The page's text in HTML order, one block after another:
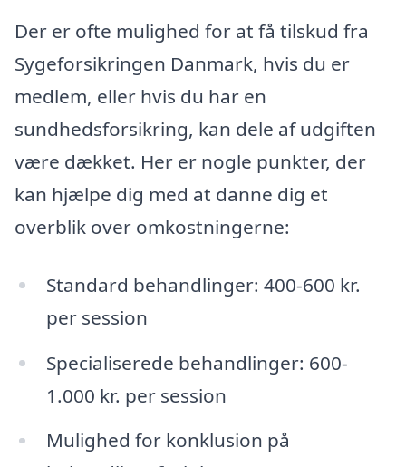
Der er ofte mulighed for at få tilskud fra
Sygeforsikringen Danmark, hvis du er
medlem, eller hvis du har en
sundhedsforsikring, kan dele af udgiften
være dækket. Her er nogle punkter, der
kan hjælpe dig med at danne dig et
overblik over omkostningerne:
Standard behandlinger: 400-600 kr.
per session
Specialiserede behandlinger: 600-
1.000 kr. per session
Mulighed for konklusion på